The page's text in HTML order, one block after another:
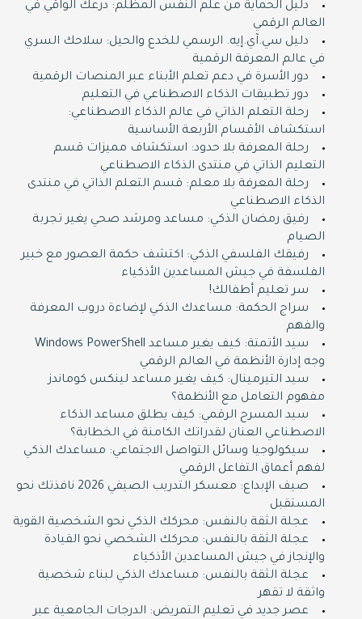
دليل الحماية من علم النفس المظلم: درعك الواقي في
العالم الرقمي
دليل سي.آي.إيه. الرسمي للخدع والحيل: سلاحك السري
في عالم المعرفة الرقمية
دور الأسرة في دعم تعلم الأبناء عبر المنصات الرقمية
دور تطبيقات الذكاء الاصطناعي في التعليم
رحلة التعلم الذاتي في عالم الذكاء الاصطناعي:
استكشاف الأقسام الأربعة الأساسية
رحلة المعرفة بلا حدود: استكشاف مميزات قسم
التعليم الذاتي في منتدى الذكاء الاصطناعي
رحلة المعرفة بلا معلم: قسم التعلم الذاتي في منتدى
الذكاء الاصطناعي
رفيق رمضان الذكي: مساعد ومرشد صحي يغير تجربة
الصيام
رفيقك الفلسفي الذكي: اكتشف حكمة العصور مع خبير
الفلسفة في جيش المساعدين الأذكياء
سر تعليم أطفالك!
سراج الحكمة: مساعدك الذكي لإضاءة دروب المعرفة
والفهم
سيد الأتمتة: كيف يغير مساعد Windows PowerShell
وجه إدارة الأنظمة في العالم الرقمي
سيد التيرمينال: كيف يغير مساعد لينكس كوماندز
مفهوم التعامل مع الأنظمة؟
سيد المسرح الرقمي: كيف يطلق مساعد الذكاء
الاصطناعي العنان لقدراتك الكامنة في الخطابة؟
سيكولوجيا وسائل التواصل الاجتماعي: مساعدك الذكي
لفهم أعماق التفاعل الرقمي
صيف الإبداع: معسكر التدريب الصيفي 2026 نافذتك نحو
المستقبل
عجلة الثقة بالنفس: محركك الذكي نحو الشخصية القوية
عجلة الثقة بالنفس: محركك الشخصي نحو القيادة
والإنجاز في جيش المساعدين الأذكياء
عجلة الثقة بالنفس: مساعدك الذكي لبناء شخصية
واثقة لا تقهر
عصر جديد في تعليم التمريض: الدرجات الجامعية عبر